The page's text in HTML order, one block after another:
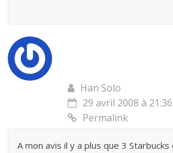
Han Solo
29 avril 2008 à 21:36
Permalink
A mon avis il y a plus que 3 Starbucks